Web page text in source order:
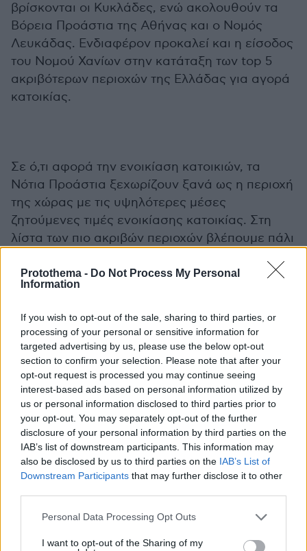
Protothema - Do Not Process My Personal
Information
If you wish to opt-out of the sale, sharing to third parties, or
processing of your personal or sensitive information for
targeted advertising by us, please use the below opt-out
section to confirm your selection. Please note that after your
opt-out request is processed you may continue seeing
interest-based ads based on personal information utilized by
us or personal information disclosed to third parties prior to
your opt-out. You may separately opt-out of the further
disclosure of your personal information by third parties on the
IAB’s list of downstream participants. This information may
also be disclosed by us to third parties on the IAB’s List of
Downstream Participants that may further disclose it to other
Please note that this website/app uses one or more Google
not limited to your visit or usage behaviour. You may click to
Personal Data Processing Opt Outs
I want to opt-out of the Sharing of my
βρίσκονται οι Κυκλάδες, ενώ ακολουθούν τα
Βόρεια Προάστια της Αθήνας και ο Νομός
Λευκάδας. Ενδιαφέρον προκαλεί και η είσοδος
του Νομού Χανίων στην κατάταξη των top 5
ακριβότερων περιοχών της Ελλάδας για αγορά
κατοικίας.
Σε ό,τι αφορά την ενοικίαση κατοικιών, τα
Νότια Προάστια ξεχωρίζουν ξανά ως η περιοχή
της χώρας με τις υψηλότερες μέσες
ζητούμενες τιμές ενοικίασης κατοικίας. Στη
λίστα των πιο ακριβών περιοχών βλέπουμε πάλι
κέντρο της Αθήνας να ακολουθούν. Την
πεντάδα έρχεται να συμπληρώσει ο Πειραιάς.
της Χαλκιδικής, όπου οι μέσες ζητούμενες
τιμές ενοικίασης παραμένουν σταθερά υψηλές
λόγω της αυξημένης τουριστικής
δραστηριότητας και της μεγάλης
διαθεσιμότητας επιλογών βραχυχρόνιας
μίσθωσης.
Στον αντίποδα, στιςπιο οικονομικές περιοχές
της Ελλάδας για αγορά κατοικίας,
Φλώρινας και Κιλκίς Στις πιο οικονομικές
περιοχές της χώρας για ενοικίαση κατοικίας